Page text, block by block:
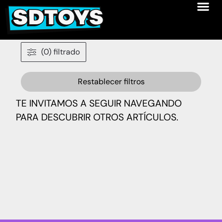
(0) filtrado
Restablecer filtros
TE INVITAMOS A SEGUIR NAVEGANDO
PARA DESCUBRIR OTROS ARTÍCULOS.